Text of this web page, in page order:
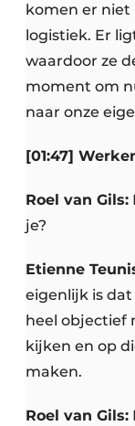
komen er
logistiek. Er
waardoor ze
moment om
naar onze
[01:47]
Roel van Gils:
je?
Etienne
eigenlijk is
heel objectief
kijken en op
maken.
Roel van Gils: